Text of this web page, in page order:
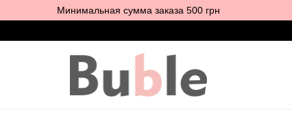
Минимальная сумма заказа 500 грн